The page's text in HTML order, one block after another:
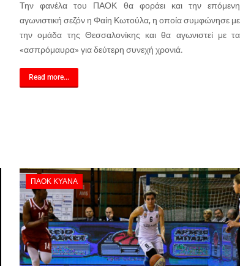
Την φανέλα του ΠΑΟΚ θα φοράει και την επόμενη
αγωνιστική σεζόν η Φαίη Κωτούλα, η οποία συμφώνησε με
την ομάδα της Θεσσαλονίκης και θα αγωνιστεί με τα
«ασπρόμαυρα» για δεύτερη συνεχή χρονιά.
Read more...
ΠΑΟΚ ΚΥΑΝΑ